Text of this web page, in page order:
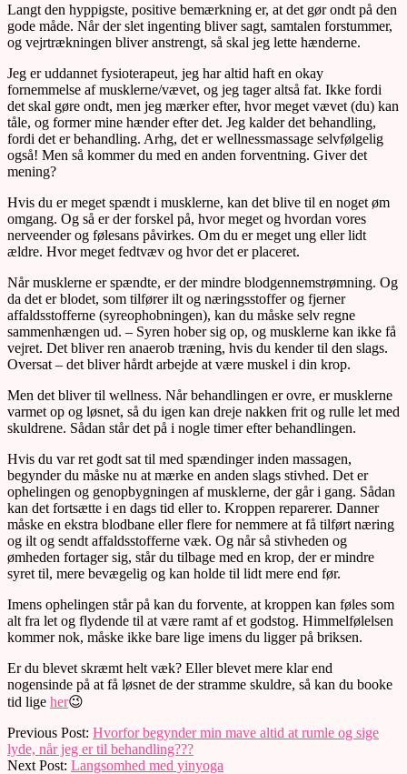
Langt den hyppigste, positive bemærkning er, at det gør ondt på den
gode måde. Når der slet ingenting bliver sagt, samtalen forstummer,
og vejrtrækningen bliver anstrengt, så skal jeg lette hænderne.
Jeg er uddannet fysioterapeut, jeg har altid haft en okay
fornemmelse af musklerne/vævet, og jeg tager altså fat. Ikke fordi
det skal gøre ondt, men jeg mærker efter, hvor meget vævet (du) kan
tåle, og former mine hænder efter det. Jeg kalder det behandling,
fordi det er behandling. Arhg, det er wellnessmassage selvfølgelig
også! Men så kommer du med en anden forventning. Giver det
mening?
Hvis du er meget spændt i musklerne, kan det blive til en noget øm
omgang. Og så er der forskel på, hvor meget og hvordan vores
nerveender og følesans påvirkes. Om du er meget ung eller lidt
ældre. Hvor meget fedtvæv og hvor det er placeret.
Når musklerne er spændte, er der mindre blodgennemstrømning. Og
da det er blodet, som tilfører ilt og næringsstoffer og fjerner
affaldsstofferne (syreophobningen), kan du måske selv regne
sammenhængen ud. – Syren hober sig op, og musklerne kan ikke få
vejret. Det bliver ren anaerob træning, hvis du kender til den slags.
Oversat – det bliver hårdt arbejde at være muskel i din krop.
Men det bliver til wellness. Når behandlingen er ovre, er musklerne
varmet op og løsnet, så du igen kan dreje nakken frit og rulle let med
skuldrene. Sådan står det på i nogle timer efter behandlingen.
Hvis du var ret godt sat til med spændinger inden massagen,
begynder du måske nu at mærke en anden slags stivhed. Det er
ophelingen og genopbygningen af musklerne, der går i gang. Sådan
kan det fortsætte i en dags tid eller to. Kroppen reparerer. Danner
måske en ekstra blodbane eller flere for nemmere at få tilført næring
og ilt og sendt affaldsstofferne væk. Og når så stivheden og
ømheden fortager sig, står du tilbage med en krop, der er mindre
syret til, mere bevægelig og kan holde til lidt mere end før.
Imens ophelingen står på kan du forvente, at kroppen kan føles som
alt fra let og flydende til at være ramt af et godstog. Himmelfølelsen
kommer nok, måske ikke bare lige imens du ligger på briksen.
Er du blevet skræmt helt væk? Eller blevet mere klar end
nogensinde på at få løsnet de der stramme skuldre, så kan du booke
tid lige her😉
2020-
11-
24
Previous Post: Hvorfor begynder min mave altid at rumle og sige
lyde, når jeg er til behandling???
Next Post: Langsomhed med yinyoga